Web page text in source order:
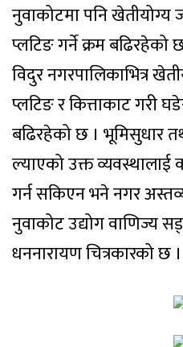
नुवाकोटमा पनि खेतीयोग्य
प्लटिङ गर्ने क्रम
विदुर नगरपालिकाभित्र
प्लटिङ र कित्ताकाट गरी
बढिरहेको छ । भूमिसुधार
ल्याएको उक्त व्यवस्थालाई
गर्न सकिएन भने नगर
नुवाकोट उद्योग वाणिज्य
धननारायण चित्रकारको छ ।